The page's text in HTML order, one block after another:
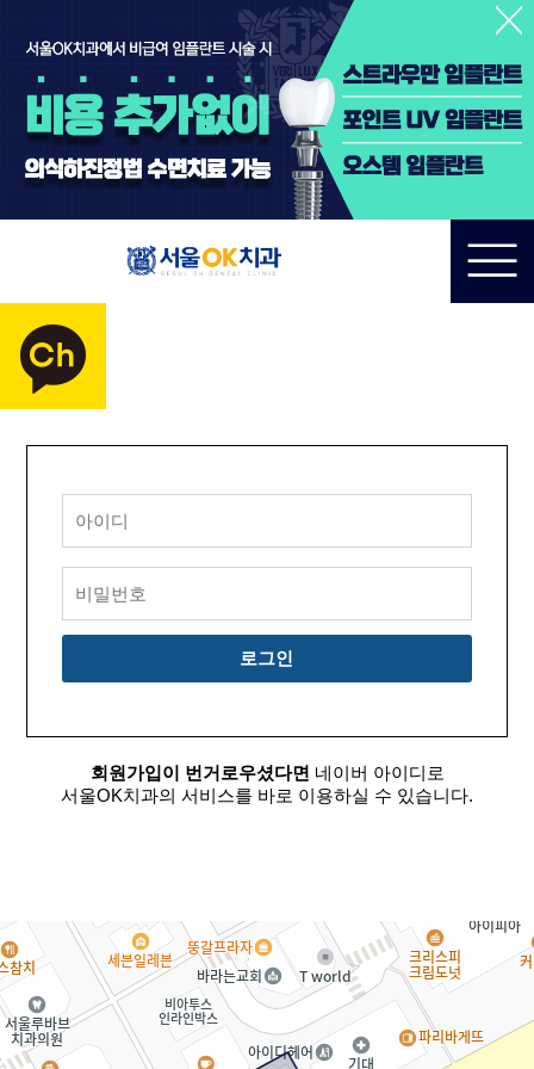
회원가입이 번거로우셨다면 네이버 아이디로
서울OK치과의 서비스를 바로 이용하실 수 있습니다.